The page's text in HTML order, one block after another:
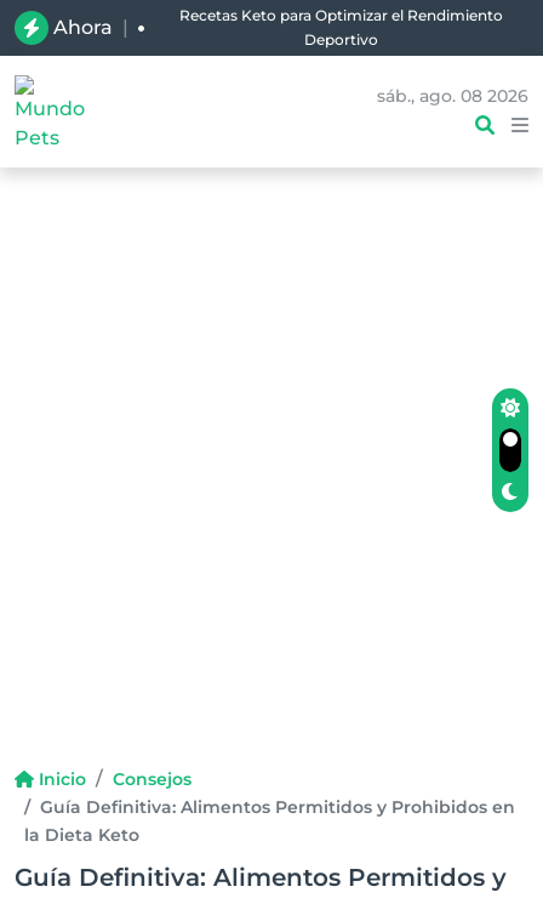
Ahora |
Recetas Keto para Optimizar el Rendimiento
Deportivo
sáb., ago. 08 2026
Inicio
Consejos
Guía Definitiva: Alimentos Permitidos y Prohibidos en
la Dieta Keto
Guía Definitiva: Alimentos Permitidos y